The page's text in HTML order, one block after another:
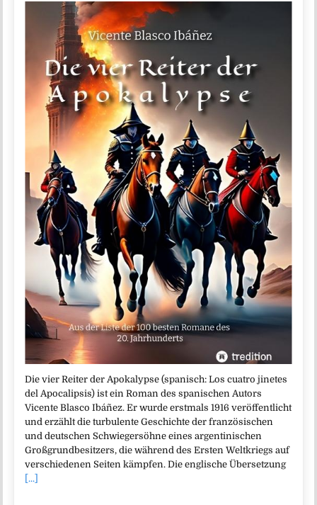
Die vier Reiter der Apokalypse (spanisch: Los cuatro jinetes
del Apocalipsis) ist ein Roman des spanischen Autors
Vicente Blasco Ibáñez. Er wurde erstmals 1916 veröffentlicht
und erzählt die turbulente Geschichte der französischen
und deutschen Schwiegersöhne eines argentinischen
Großgrundbesitzers, die während des Ersten Weltkriegs auf
verschiedenen Seiten kämpfen. Die englische Übersetzung
[...]